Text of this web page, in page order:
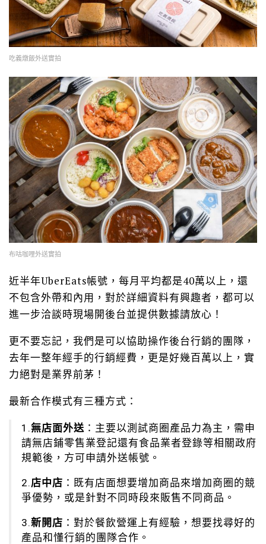
吃義燉飯外送實拍
布咕咖哩外送實拍
近半年UberEats帳號，每月平均都是40萬以上，還
不包含外帶和內用，對於詳細資料有興趣者，都可以
進一步洽談時現場開後台並提供數據請放心！
更不要忘記，我們是可以協助操作後台行銷的團隊，
去年一整年經手的行銷經費，更是好幾百萬以上，實
力絕對是業界前茅！
最新合作模式有三種方式：
1.無店面外送 ：主要以測試商圈產品力為主，需申
請無店鋪零售業登記還有食品業者登錄等相關政府
規範後，方可申請外送帳號。
2. 店中店 ：既有店面想要增加商品來增加商圈的競
爭優勢，或是針對不同時段來販售不同商品。
3.新開店 ：對於餐飲營運上有經驗，想要找尋好的
產品和懂行銷的團隊合作。